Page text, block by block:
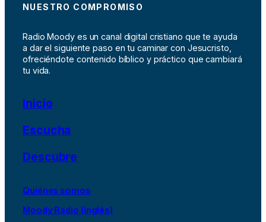
NUESTRO COMPROMISO
Radio Moody es un canal digital cristiano que te ayuda
a dar el siguiente paso en tu caminar con Jesucristo,
ofreciéndote contenido bíblico y práctico que cambiará
tu vida.
Inicio
Escucha
Descubre
Quiénes somos
Moody Radio (inglés)